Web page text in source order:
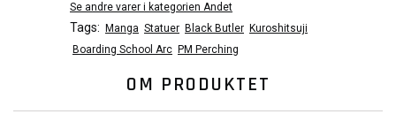
Se andre varer i kategorien Andet
Tags: Manga Statuer Black Butler Kuroshitsuji
Boarding School Arc PM Perching
OM PRODUKTET